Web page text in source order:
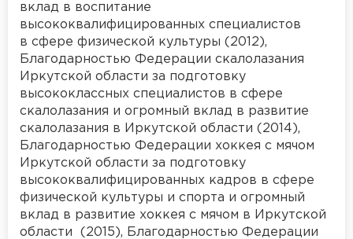
вклад в воспитание
высококвалифицированных специалистов
в сфере физической культуры (2012),
Благодарностью Федерации скалолазания
Иркутской области за подготовку
высококлассных специалистов в сфере
скалолазания и огромный вклад в развитие
скалолазания в Иркутской области (2014),
Благодарностью Федерации хоккея с мячом
Иркутской области за подготовку
высококвалифицированных кадров в сфере
физической культуры и спорта и огромный
вклад в развитие хоккея с мячом в Иркутской
области (2015), Благодарностью Федерации